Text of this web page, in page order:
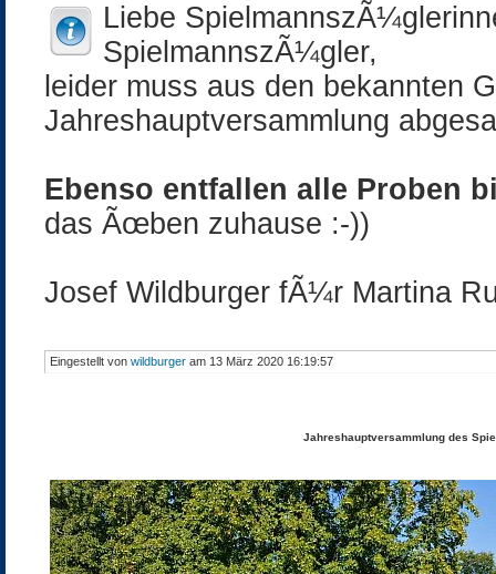
Liebe
SpielmannszÃ¼gler,
leider muss aus den bekannten
Jahreshauptversammlung
Ebenso entfallen alle Proben
das Ãœben zuhause :-))
Josef Wildburger fÃ¼r Martina
Eingestellt von wildburger am 13 März 2020 16:19:57
Jahreshauptversammlung des